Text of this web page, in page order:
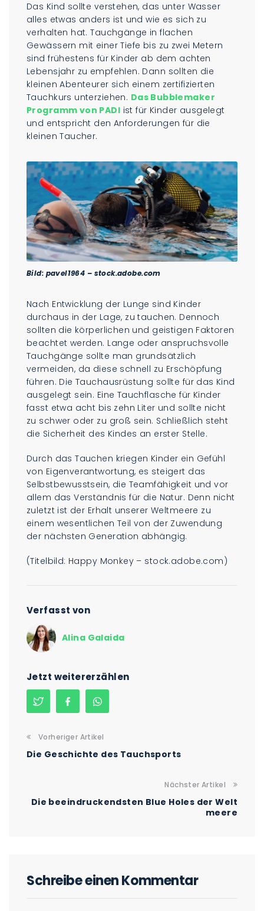
Das Kind sollte verstehen, das unter Wasser
alles etwas anders ist und wie es sich zu
verhalten hat. Tauchgänge in flachen
Gewässern mit einer Tiefe bis zu zwei Metern
sind frühestens für Kinder ab dem achten
Lebensjahr zu empfehlen. Dann sollten die
kleinen Abenteurer sich einem zertifizierten
Tauchkurs unterziehen. Das Bubblemaker
Programm von PADI ist für Kinder ausgelegt
und entspricht den Anforderungen für die
kleinen Taucher.
Bild: pavel1964 – stock.adobe.com
Nach Entwicklung der Lunge sind Kinder
durchaus in der Lage, zu tauchen. Dennoch
sollten die körperlichen und geistigen Faktoren
beachtet werden. Lange oder anspruchsvolle
Tauchgänge sollte man grundsätzlich
vermeiden, da diese schnell zu Erschöpfung
führen. Die Tauchausrüstung sollte für das Kind
ausgelegt sein. Eine Tauchflasche für Kinder
fasst etwa acht bis zehn Liter und sollte nicht
zu schwer oder zu groß sein. Schließlich steht
die Sicherheit des Kindes an erster Stelle.
Durch das Tauchen kriegen Kinder ein Gefühl
von Eigenverantwortung, es steigert das
Selbstbewusstsein, die Teamfähigkeit und vor
allem das Verständnis für die Natur. Denn nicht
zuletzt ist der Erhalt unserer Weltmeere zu
einem wesentlichen Teil von der Zuwendung
der nächsten Generation abhängig.
(Titelbild: Happy Monkey – stock.adobe.com)
Verfasst von
Alina Galaida
Jetzt weitererzählen
Vorheriger Artikel
Die Geschichte des Tauchsports
Nächster Artikel
Die beeindruckendsten Blue Holes der Welt
meere
Schreibe einen Kommentar